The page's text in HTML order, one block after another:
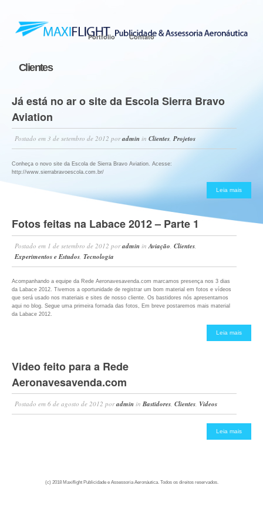
Portfolio Contato
Clientes
Já está no ar o site da Escola Sierra Bravo
Aviation
Postado em 3 de setembro de 2012 poradmin in Clientes, Projetos
Conheça o novo site da Escola de Sierra Bravo Aviation. Acesse:
http://www.sierrabravoescola.com.br/
Leia mais
Fotos feitas na Labace 2012 – Parte 1
Postado em 1 de setembro de 2012 poradmin in Aviação Clientes,
Experimentos e Estudos, Tecnologia
Acompanhando a equipe da Rede Aeronavesavenda.com marcamos presença nos 3 dias
da Labace 2012. Tivemos a oportunidade de registrar um bom material em fotos e vídeos
que será usado nos materiais e sites de nosso cliente. Os bastidores nós apresentamos
aqui no blog. Segue uma primeira fornada das fotos, Em breve postaremos mais material
da Labace 2012.
Leia mais
Video feito para a Rede
Aeronavesavenda.com
Postado em 6 de agosto de 2012 poradmin in Bastidores, Clientes, Videos
Leia mais
(c) 2018 Maxiflight Publicidade e Assessoria Aeronáutica. Todos os direitos reservados.